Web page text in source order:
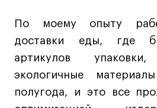
Стоимость обучения
Иностранным студентам
График учебного года
Вопросы и ответы
По моему опыту
доставки еды, где
артикулов
экологичные
полугода, и это все